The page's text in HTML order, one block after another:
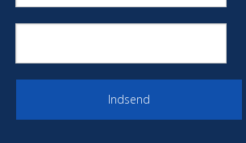
Indsend